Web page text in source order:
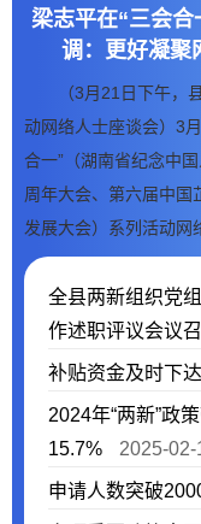
梁志平在“三会
调：更好凝聚
（3月21日下午，
动网络人士座谈会）3
合一”（湖南省纪念中
周年大会、第六届中国
发展大会）系列活动网
全县两新组织党
作述职评议会议
补贴资金及时下
2024年“两新”政
15.7%
2025-02-
申请人数突破